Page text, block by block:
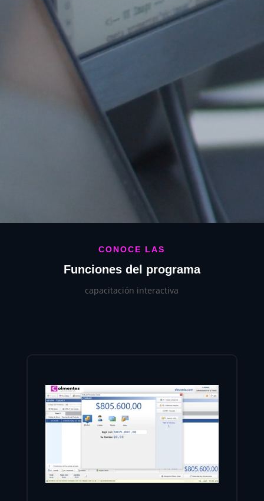
CONOCE LAS
Funciones del programa
capacitación interactiva